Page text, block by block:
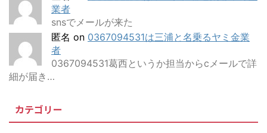
業者
snsでメールが来た
匿名 on 0367094531は三浦と名乗るヤミ金業
者
0367094531葛西というか担当からcメールで詳
細が届き…
カテゴリー